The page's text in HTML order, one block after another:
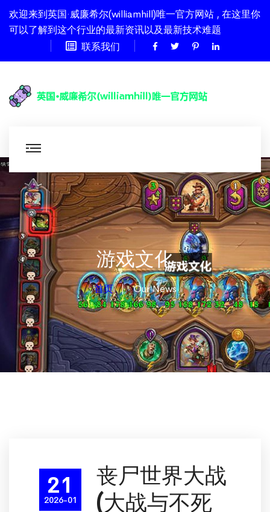
欢迎来到英国·威廉希尔(williamhill)唯一官方网站 , 在这里你
可以了解到这个行业的最新资讯以及最新技术难题
联系我们
游戏文化
首页 Our News
21
2026-01
丧尸世界大战
(大战与不死